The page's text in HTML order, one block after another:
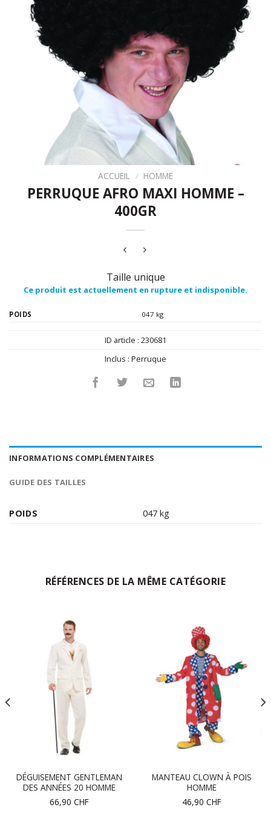
ACCUEIL / HOMME
PERRUQUE AFRO MAXI HOMME –
400GR
Taille unique
Ce produit est actuellement en rupture et indisponible.
POIDS 047 kg
ID article : 230681
Inclus : Perruque
INFORMATIONS COMPLÉMENTAIRES
GUIDE DES TAILLES
POIDS 047 kg
RÉFÉRENCES DE LA MÊME CATÉGORIE
DÉGUISEMENT GENTLEMAN
DES ANNÉES 20 HOMME
66,90 CHF
MANTEAU CLOWN À POIS
HOMME
46,90 CHF